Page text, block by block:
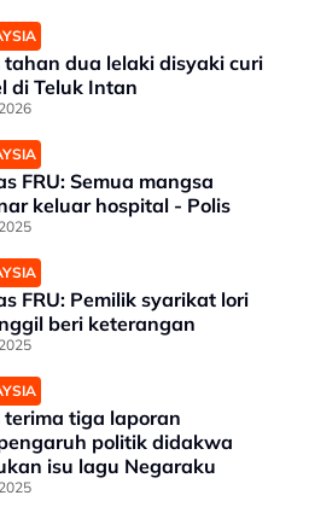
tahan dua lelaki disyaki curi
di Teluk Intan
FRU: Semua mangsa
keluar hospital - Polis
FRU: Pemilik syarikat lori
beri keterangan
terima tiga laporan
politik didakwa
isu lagu Negaraku